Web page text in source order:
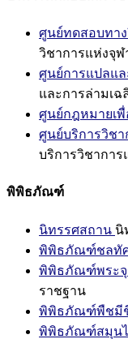
ศูนย์ทดสอบทา
วิชาการแห่งจุฬ
ศูนย์การแปลแล
และการล่ามเฉ
ศูนย์กฎหมายเ
ศูนย์บริการวิช
บริการวิชากา
พิพิธภัณฑ์
นิทรรศสถาน นิ
พิพิธภัณฑ์ชลทั
พิพิธภัณฑ์พระ
ราชฐาน
พิพิธภัณฑ์พืชมี
พิพิธภัณฑ์สมุน